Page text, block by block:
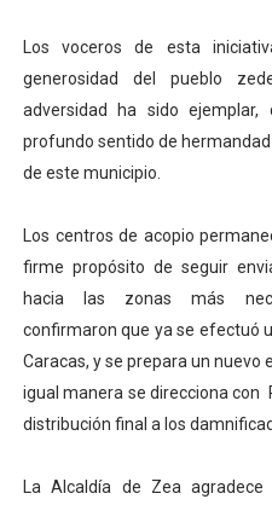
Los voceros de esta
generosidad del pueblo
adversidad ha sido
profundo sentido de
de este municipio.
Los centros de acopio
firme propósito de seguir
hacia las zonas más
confirmaron que ya se efectuó
Caracas, y se prepara un nuevo
igual manera se direcciona con
distribución final a los
La Alcaldía de Zea